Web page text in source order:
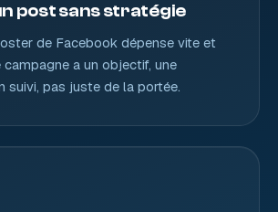
post sans stratégie
de Facebook dépense vite et
campagne a un objectif, une
suivi, pas juste de la portée.